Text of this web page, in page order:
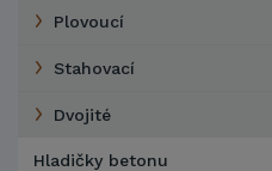
Plovoucí
Stahovací
Dvojité
Hladičky betonu